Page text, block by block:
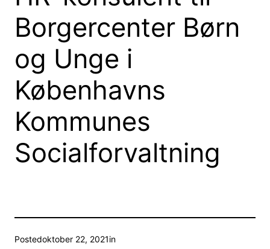
Borgercenter Børn
og Unge i
Københavns
Kommunes
Socialforvaltning
Postedoktober 22, 2021in